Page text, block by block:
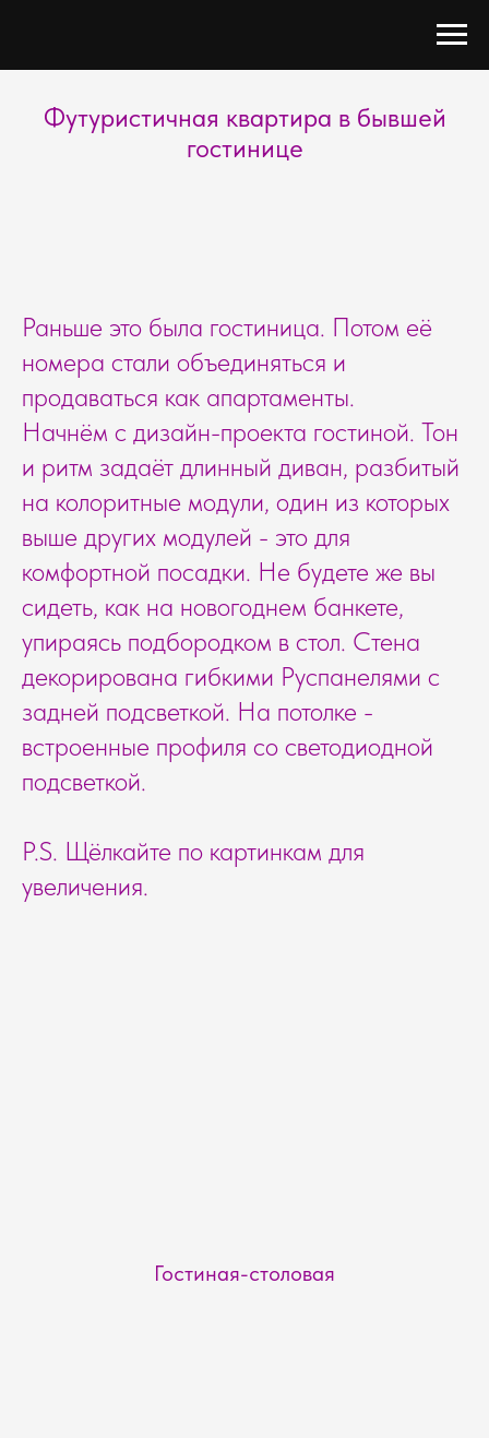
Футуристичная квартира в бывшей
гостинице
Раньше это была гостиница. Потом её
номера стали объединяться и
продаваться как апартаменты.
Начнём с дизайн-проекта гостиной. Тон
и ритм задаёт длинный диван, разбитый
на колоритные модули, один из которых
выше других модулей - это для
комфортной посадки. Не будете же вы
сидеть, как на новогоднем банкете,
упираясь подбородком в стол. Стена
декорирована гибкими Руспанелями с
задней подсветкой. На потолке -
встроенные профиля со светодиодной
подсветкой.
P.S. Щёлкайте по картинкам для
увеличения.
Гостиная-столовая